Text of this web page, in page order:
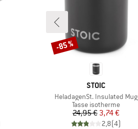
MARQUE
STOIC
Article
HeladagenSt. Insulated Mug
Product group
Tasse isotherme
Prix
24,95 €Prix réduit
3,74 €
2,8(4)
Remise
-85 %